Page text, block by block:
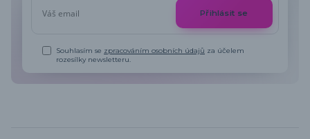
Přihlásit se
Souhlasím se zpracováním osobních údajů za účelem
rozesílky newsletteru.